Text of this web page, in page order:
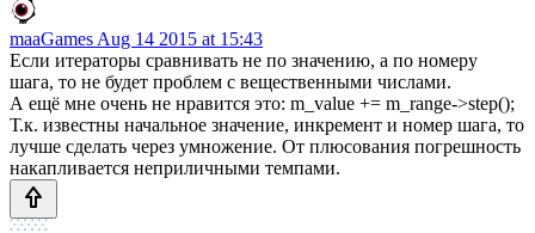
maaGames Aug 14 2015 at 15:43
Если итераторы сравнивать не по значению, а по номеру
шага, то не будет проблем с вещественными числами.
А ещё мне очень не нравится это: m_value += m_range->step();
Т.к. известны начальное значение, инкремент и номер шага, то
лучше сделать через умножение. От плюсования погрешность
накапливается неприличными темпами.